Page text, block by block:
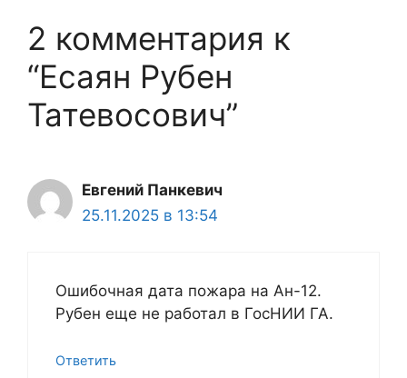
2 комментария к
“Есаян Рубен
Татевосович”
Евгений Панкевич
25.11.2025 в 13:54
Ошибочная дата пожара на Ан-12.
Рубен еще не работал в ГосНИИ ГА.
Ответить